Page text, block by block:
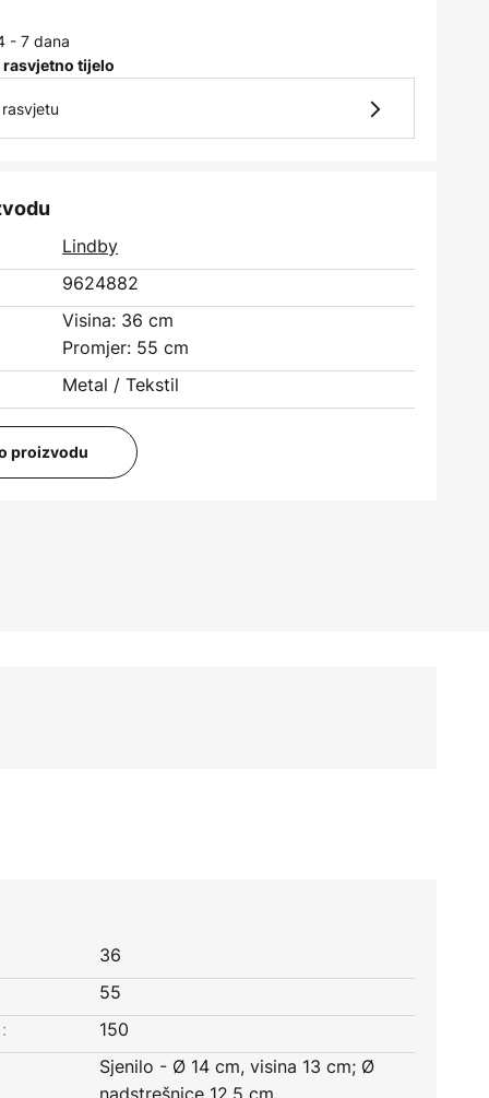
- 7 dana
tijelo
Lindby
9624882
Visina: 36 cm
Promjer: 55 cm
Metal / Tekstil
proizvodu
36
55
150
Sjenilo - Ø 14 cm, visina 13 cm; Ø